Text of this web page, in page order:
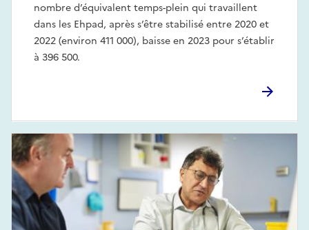
nombre d’équivalent temps-plein qui travaillent
dans les Ehpad, après s’être stabilisé entre 2020 et
2022 (environ 411 000), baisse en 2023 pour s’établir
à 396 500.